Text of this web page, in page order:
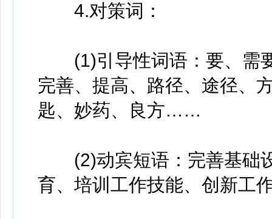
4.对策词：
(1)引导性词语：要、需
完善、提高、路径、途径、
匙、妙药、良方……
(2)动宾短语：完善基础
育、培训工作技能、创新工